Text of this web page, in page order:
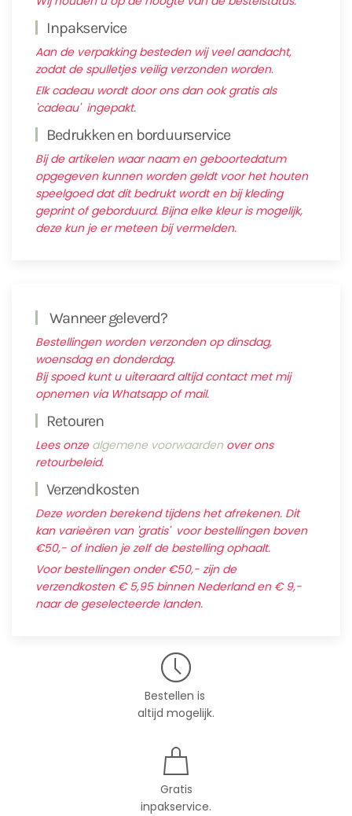
Inpakservice
Aan de verpakking besteden wij veel aandacht,
zodat de spulletjes veilig verzonden worden.
Elk cadeau wordt door ons dan ook gratis als
'cadeau' ingepakt.
Bedrukken en borduurservice
Bij de artikelen waar naam en geboortedatum
opgegeven kunnen worden geldt voor het houten
speelgoed dat dit bedrukt wordt en bij kleding
geprint of geborduurd. Bijna elke kleur is mogelijk,
deze kun je er meteen bij vermelden.
Wanneer geleverd?
Bestellingen worden verzonden op dinsdag,
woensdag en donderdag.
Bij spoed kunt u uiteraard altijd contact met mij
opnemen via Whatsapp of mail.
Retouren
Lees onze algemene voorwaarden over ons
retourbeleid.
Verzendkosten
Deze worden berekend tijdens het afrekenen. Dit
kan varieëren van 'gratis' voor bestellingen boven
€50,- of indien je zelf de bestelling ophaalt.
Voor bestellingen onder €50,- zijn de
verzendkosten € 5,95 binnen Nederland en € 9,-
naar de geselecteerde landen.
Bestellen is
altijd mogelijk.
Gratis
inpakservice.